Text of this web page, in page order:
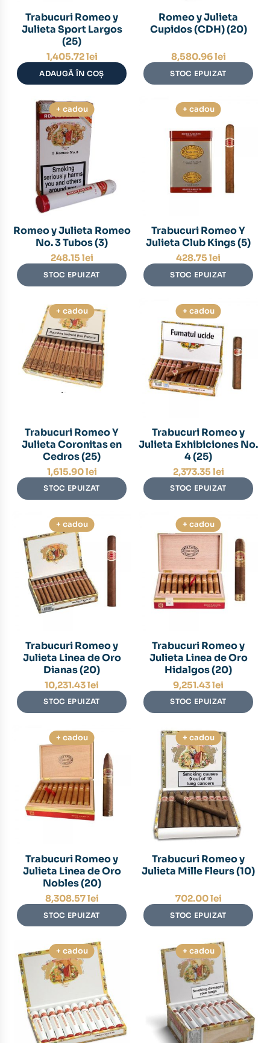
Trabucuri Romeo y
Julieta Sport Largos
(25)
1,405.72lei
ADAUGĂ ÎN COȘ
Romeo y Julieta
Cupidos (CDH) (20)
8,580.96lei
STOC EPUIZAT
+ cadou
Romeo y Julieta Romeo
No. 3 Tubos (3)
248.15 lei
STOC EPUIZAT
+ cadou
Trabucuri Romeo Y
Julieta Club Kings (5)
428.75 lei
STOC EPUIZAT
+ cadou
Trabucuri Romeo Y
Julieta Coronitas en
Cedros (25)
1,615.90lei
STOC EPUIZAT
+ cadou
Trabucuri Romeo y
Julieta Exhibiciones No.
4 (25)
2,373.35 lei
STOC EPUIZAT
+ cadou
Trabucuri Romeo y
Julieta Linea de Oro
Dianas (20)
10,231.43lei
STOC EPUIZAT
+ cadou
Trabucuri Romeo y
Julieta Linea de Oro
Hidalgos (20)
9,251.43lei
STOC EPUIZAT
+ cadou
Trabucuri Romeo y
Julieta Linea de Oro
Nobles (20)
8,308.57lei
STOC EPUIZAT
+ cadou
Trabucuri Romeo y
Julieta Mille Fleurs (10)
702.00lei
STOC EPUIZAT
+ cadou + cadou